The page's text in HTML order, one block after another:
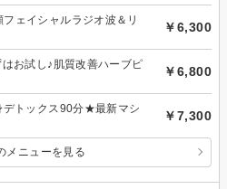
フェイシャルラジオ波＆リ
￥6,300
お試し♪肌質改善ハーブピ
￥6,800
デトックス90分★最新マシ
￥7,300
メニューを見る